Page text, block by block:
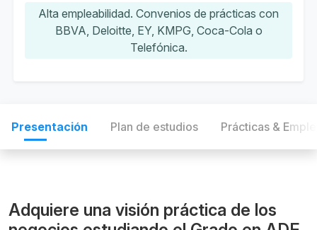
Alta empleabilidad. Convenios de prácticas con
BBVA, Deloitte, EY, KMPG, Coca-Cola o
Telefónica.
Presentación Plan de estudios Prácticas &
Adquiere una visión práctica de los